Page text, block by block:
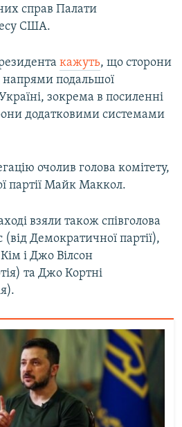
справ Палати
США.
кажуть, що сторони
напрями подальшої
зокрема в посиленні
додатковими системами
очолив голова комітету,
партії Майк Маккол.
взяли також співголова
(від Демократичної партії),
і Джо Вілсон
та Джо Кортні